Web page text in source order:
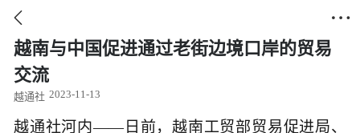
 
越南与中国促进通过老街边境口岸的贸易
交流
越通社 2023-11-13
越通社河内——日前，越南工贸部贸易促进局、